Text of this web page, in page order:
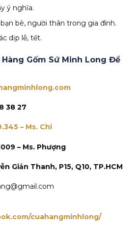
ý nghĩa.
bè, người thân trong gia đình.
dịp lễ, tết.
Hàng Gốm Sứ Minh Long Để
38 27
– Ms. Chi
– Ms. Phượng
Giản Thanh, P15, Q10, TP.HCM
cuahangminhlong/